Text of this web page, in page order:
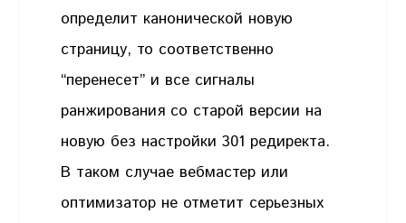
определит канонической новую
страницу, то соответственно
“перенесет” и все сигналы
ранжирования со старой версии на
новую без настройки 301 редиректа.
В таком случае вебмастер или
оптимизатор не отметит серьезных